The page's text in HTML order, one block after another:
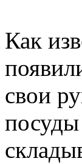
Как
свои